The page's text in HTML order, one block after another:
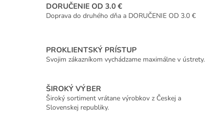
DORUČENIE OD 3.0 €
Doprava do druhého dňa a DORUČENIE OD 3.0 €
PROKLIENTSKÝ PRÍSTUP
Svojim zákazníkom vychádzame maximálne v ústrety.
ŠIROKÝ VÝBER
Široký sortiment vrátane výrobkov z Českej a
Slovenskej republiky.